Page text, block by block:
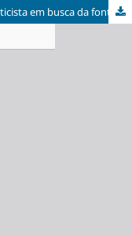
em busca da fonte